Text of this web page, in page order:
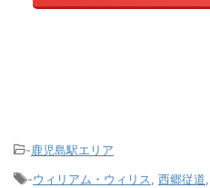
-鹿児島駅エリア
-ウィリアム・ウィリス 西郷従道